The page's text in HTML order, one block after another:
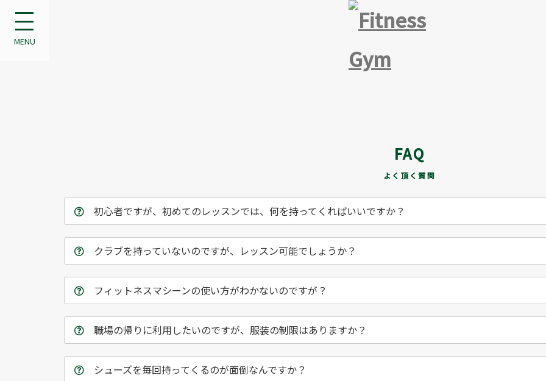
FAQ
よく頂く質問
初心者ですが、初めてのレッスンでは、何を持ってくればいいですか？
クラブを持っていないのですが、レッスン可能でしょうか？
フィットネスマシーンの使い方がわかないのですが？
職場の帰りに利用したいのですが、服装の制限はありますか？
シューズを毎回持ってくるのが面倒なんですか？
MENU